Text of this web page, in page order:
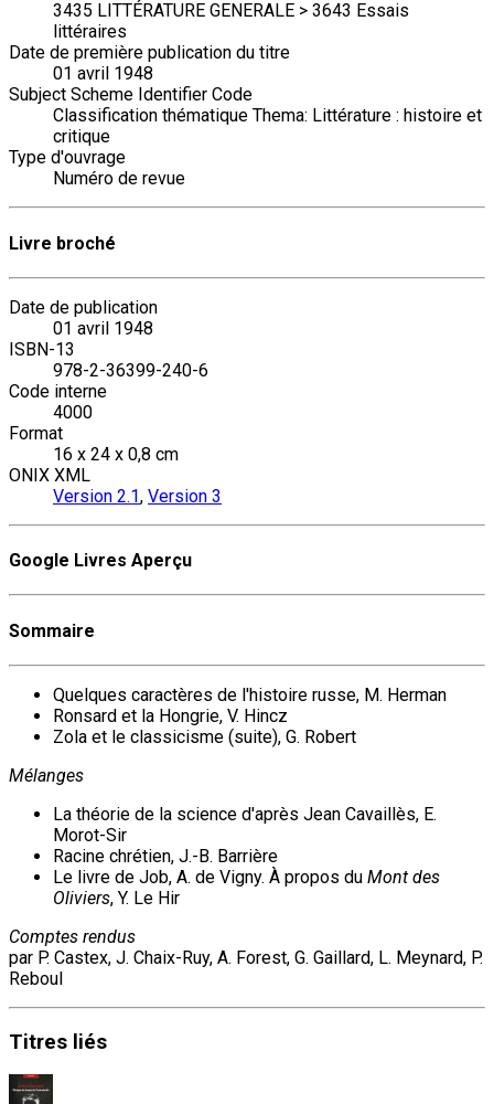
3435 LITTÉRATURE GENERALE > 3643 Essais
littéraires
Date de première publication du titre
01 avril 1948
Subject Scheme Identifier Code
Classification thématique Thema: Littérature : histoire et
critique
Type d'ouvrage
Numéro de revue
Livre broché
Date de publication
01 avril 1948
ISBN-13
978-2-36399-240-6
Code interne
4000
Format
16 x 24 x 0,8 cm
ONIX XML
Version 2.1, Version 3
Google Livres Aperçu
Sommaire
Quelques caractères de l'histoire russe, M. Herman
Ronsard et la Hongrie, V. Hincz
Zola et le classicisme (suite), G. Robert
Mélanges
La théorie de la science d'après Jean Cavaillès, E.
Morot-Sir
Racine chrétien, J.-B. Barrière
Le livre de Job, A. de Vigny. À propos du Mont des
Oliviers, Y. Le Hir
Comptes rendus
par P. Castex, J. Chaix-Ruy, A. Forest, G. Gaillard, L. Meynard, P.
Reboul
Titres liés